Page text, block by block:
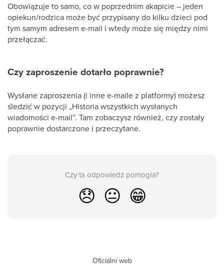
Obowiązuje to samo, co w poprzednim akapicie – jeden
opiekun/rodzica może być przypisany do kilku dzieci pod
tym samym adresem e-mail i wtedy może się między nimi
przełączać.
Czy zaproszenie dotarło poprawnie?
Wysłane zaproszenia (i inne e-maile z platformy) możesz
śledzić w pozycji „Historia wszystkich wysłanych
wiadomości e-mail”. Tam zobaczysz również, czy zostały
poprawnie dostarczone i przeczytane.
Czy ta odpowiedź pomogła?
😞 😐 😁
Oficiální web